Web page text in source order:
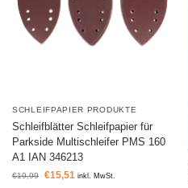
SCHLEIFPAPIER PRODUKTE
Schleifblätter Schleifpapier für
Parkside Multischleifer PMS 160
A1 IAN 346213
€19,99 €15,51 inkl. MwSt.